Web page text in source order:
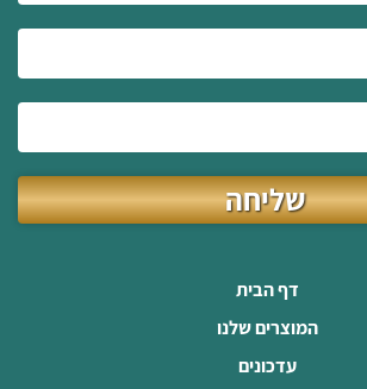
שליחה
דף הבית
המוצרים שלנו
עדכונים